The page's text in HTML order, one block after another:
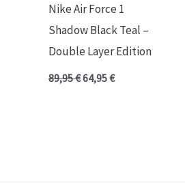
Nike Air Force 1
Shadow Black Teal –
Double Layer Edition
89,95€64,95€